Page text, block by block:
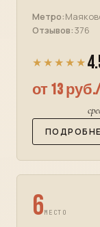
Метро:
Отзывов:376
★★★★★
от 13
6МЕСТО